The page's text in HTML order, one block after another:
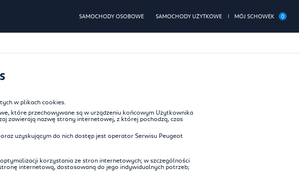
SAMOCHODY OSOBOWE SAMOCHODY UŻYTKOWE MÓJ SCHOWEK 0
w plikach cookies.
które przechowywane są w urządzeniu końcowym Użytkownika
zawierają nazwę strony internetowej, z której pochodzą, czas
uzyskującym do nich dostęp jest operator Serwisu Peugeot
korzystania ze stron internetowych; w szczególności
internetową, dostosowaną do jego indywidualnych potrzeb;